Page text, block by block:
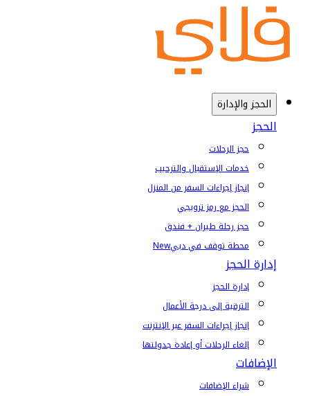
الحجز والإدارة
الحجز
حجز الرحلات
خدمات الإستقبال والترحيب
إنجاز إجراءات السفر من المنزل
الحجز مع رمز ترويجي
حجز رحلة طيران + فندق
محطة توقف في دبيNew
إدارة الحجز
إدارة الحجز
الترقية إلى درجة الأعمال
إنجاز إجراءات السفر عبر الإنترنت
إلغاء الرحلات أو إعادة جدولتها
الإضافات
شراء الإضافات